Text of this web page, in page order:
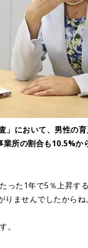
において、男性の育
所の割合も10.5%
った1年で5％上昇す
ませんでしたからね。
。